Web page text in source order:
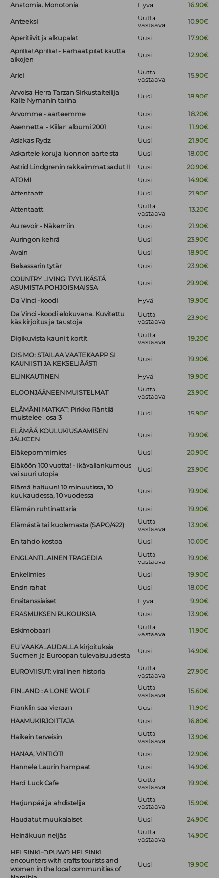
Anatomia. Monotonia
Hyvä 16.90€
Anteeksi
Uutta
vastaava
10.90€
Aperitiivit ja alkupalat Uusi
17.90€
Aprillia! Aprillia! - Parhaat pilat kautta
aikojen
Uusi 12.90€
Ariel
Uutta
vastaava
15.90€
Arvoisa Herra Tarzan Sirkustaiteilija
Kalle Nymanin tarina
Uusi 18.90€
Arvomme - aarteemme Uusi
18.20€
Asennetta! - Kiilan albumi 2001
Uusi
11.90€
Asiakas Rydz
Uusi
21.90€
Askartele koruja luonnon aarteista
Uusi
18.00€
Astrid Lindgrenin rakkaimmat sadut II
Uusi
20.90€
ATOMI
Uusi
14.90€
Attentaatti
Uusi 21.90€
Attentaatti
Uutta
vastaava
13.20€
Au revoir - Näkemiin Uusi
21.90€
Auringon kehrä
Uusi
23.90€
Avain
Uusi
18.90€
Belsassarin tytär
Uusi
23.90€
COUNTRY LIVING: TYYLIKÄSTÄ
ASUMISTA POHJOISMAISSA
Uusi 29.90€
Da Vinci -koodi Hyvä
19.90€
Da Vinci -koodi elokuvana. Kuvitettu
käsikirjoitus ja taustoja
Uutta
vastaava
23.90€
Digikuvista kauniit kortit
Uutta
vastaava
19.20€
DIS MO: STAILAA VAATEKAAPPISI
KAUNIISTI JA KEKSELIÄÄSTI
Uusi 19.90€
ELINKAUTINEN Hyvä 19.90€
ELOONJÄÄNEEN MUISTELMAT
Uutta
vastaava
23.90€
ELÄMÄNI MATKAT: Pirkko Räntilä
muistelee : osa 3
Uusi 15.90€
ELÄMÄÄ KOULUKIUSAAMISEN
JÄLKEEN
Uusi 19.90€
Eläkepommimies Uusi
20.90€
Eläköön 100 vuotta! - ikävallankumous
vai suuri utopia
Uusi 23.90€
Elämä haltuun! 10 minuutissa, 10
kuukaudessa, 10 vuodessa
Uusi 19.90€
Elämän ruhtinattaria Uusi 19.90€
Elämästä tai kuolemasta (SAPO/422)
Uutta
vastaava
13.90€
En tahdo kostoa Uusi 10.00€
ENGLANTILAINEN TRAGEDIA
Uutta
vastaava
19.90€
Enkelimies Uusi
19.90€
Ensin rahat
Uusi
18.00€
Ensitanssiaiset
Hyvä
9.90€
ERASMUKSEN RUKOUKSIA
Uusi 13.90€
Eskimobaari
Uutta
vastaava
11.90€
EU VAAKALAUDALLA kirjoituksia
Suomen ja Euroopan tulevaisuudesta
Uusi 14.90€
EUROVIISUT: virallinen historia
Uutta
vastaava
27.90€
FINLAND : A LONE WOLF
Uutta
vastaava
15.60€
Franklin saa vieraan Uusi
11.90€
HAAMUKIRJOITTAJA
Uusi 16.80€
Haikein terveisin
Uutta
vastaava
13.90€
HANAA, VINTIÖT! Uusi
12.90€
Hannele Laurin hampaat
Uusi 14.90€
Hard Luck Cafe
Uutta
vastaava
19.90€
Harjunpää ja ahdistelija
Uutta
vastaava
15.90€
Haudatut muukalaiset Uusi 24.90€
Heinäkuun neljäs
Uutta
vastaava
14.90€
HELSINKI-OPUWO HELSINKI
encounters with crafts tourists and
women in the local communities of
Uusi 19.90€